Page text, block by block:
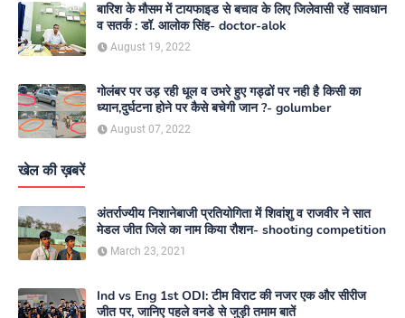
बारिश के मौसम में टायफाइड से बचाव के लिए जिलेवासी रहें सावधान
व सतर्क : डॉ. आलोक सिंह- doctor-alok
August 19, 2022
गोलंबर पर उड़ रही धूल व उभरे हुए गड्ढों पर नही है किसी का
ध्यान,दुर्घटना होने पर कैसे बचेगी जान ?- golumber
August 07, 2022
खेल की ख़बरें
अंतर्राज्यीय निशानेबाजी प्रतियोगिता में शिवांशु व राजवीर ने सात
मेडल जीत जिले का नाम किया रौशन- shooting competition
March 23, 2021
Ind vs Eng 1st ODI: टीम विराट की नजर एक और सीरीज
जीत पर, जानिए पहले वनडे से जुड़ी तमाम बातें